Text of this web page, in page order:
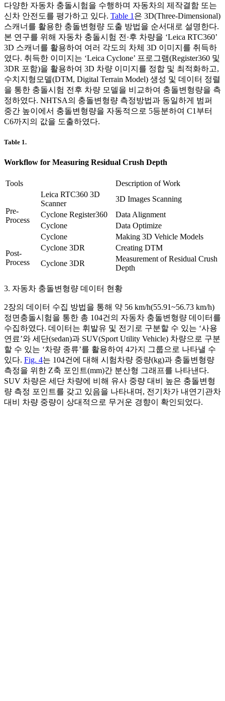
다양한 자동차 충돌시험을 수행하며 자동차의 제작결함 또는
신차 안전도를 평가하고 있다. Table 1 은 3D(Three-Dimensional)
스캐너를 활용한 충돌변형량 도출 방법을 순서대로 설명한다.
본 연구를 위해 자동차 충돌시험 전·후 차량을 ‘Leica RTC360’
3D 스캐너를 활용하여 여러 각도의 차체 3D 이미지를 취득하
였다. 취득한 이미지는 ‘Leica Cyclone’ 프로그램(Register360 및
3DR 포함)을 활용하여 3D 차량 이미지를 정합 및 최적화하고,
수치지형모델(DTM, Digital Terrain Model) 생성 및 데이터 정렬
을 통한 충돌시험 전후 차량 모델을 비교하여 충돌변형량을 측
정하였다. NHTSA의 충돌변형량 측정방법과 동일하게 범퍼
중간 높이에서 충돌변형량을 자동적으로 5등분하여 C1부터
C6까지의 값을 도출하였다.
Table 1.
Workflow for Measuring Residual Crush Depth
Tools Description of Work
Pre-
Process
Leica RTC360 3D
Scanner
3D Images Scanning
Cyclone Register360
Data Alignment
Cyclone
Data Optimize
Cyclone
Making 3D Vehicle Models
Post-
Process
Cyclone 3DR
Creating DTM
Cyclone 3DR
Measurement of Residual Crush
Depth
3. 자동차 충돌변형량 데이터 현황
2장의 데이터 수집 방법을 통해 약 56 km/h(55.91~56.73 km/h)
정면충돌시험을 통한 총 104건의 자동차 충돌변형량 데이터를
수집하였다. 데이터는 휘발유 및 전기로 구분할 수 있는 ‘사용
연료’와 세단(sedan)과 SUV(Sport Utility Vehicle) 차량으로 구분
할 수 있는 ‘차량 종류’를 활용하여 4가지 그룹으로 나타낼 수
있다. Fig. 4는 104건에 대해 시험차량 중량(kg)과 충돌변형량
측정을 위한 Z축 포인트(mm)간 분산형 그래프를 나타낸다.
SUV 차량은 세단 차량에 비해 유사 중량 대비 높은 충돌변형
량 측정 포인트를 갖고 있음을 나타내며, 전기차가 내연기관차
대비 차량 중량이 상대적으로 무거운 경향이 확인되었다.